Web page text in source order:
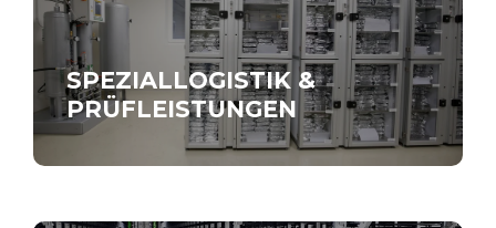
SPEZIALLOGISTIK &
PRÜFLEISTUNGEN